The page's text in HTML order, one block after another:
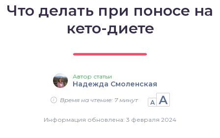
Что делать при поносе на
кето-диете
Автор статьи
Надежда Смоленская
Время на чтение: 7 минут А А
Информация обновлена: 3 февраля 2024
выпечка